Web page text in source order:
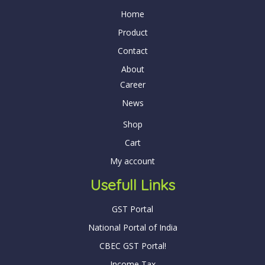
Home
Product
Contact
About
Career
News
Shop
Cart
My account
Usefull Links
GST Portal
National Portal of India
CBEC GST Portal!